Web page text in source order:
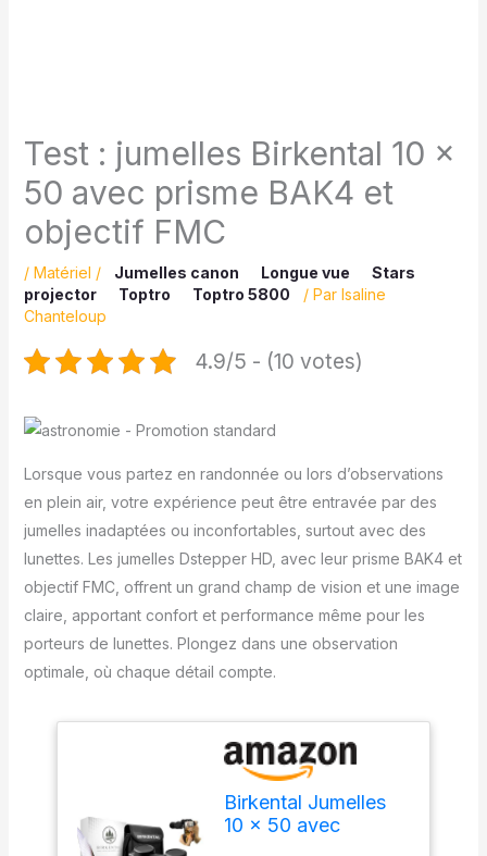
Test : jumelles Birkental 10 x
50 avec prisme BAK4 et
objectif FMC
/ Matériel / Jumelles canon Longue vue
Stars
projector
Toptro Toptro 5800 / Par Isaline
Chanteloup
4.9/5 - (10 votes)
Lorsque vous partez en randonnée ou lors d’observations
en plein air, votre expérience peut être entravée par des
jumelles inadaptées ou inconfortables, surtout avec des
lunettes. Les jumelles Dstepper HD, avec leur prisme BAK4 et
objectif FMC, offrent un grand champ de vision et une image
claire, apportant confort et performance même pour les
porteurs de lunettes. Plongez dans une observation
optimale, où chaque détail compte.
Birkental Jumelles
10 x 50 avec